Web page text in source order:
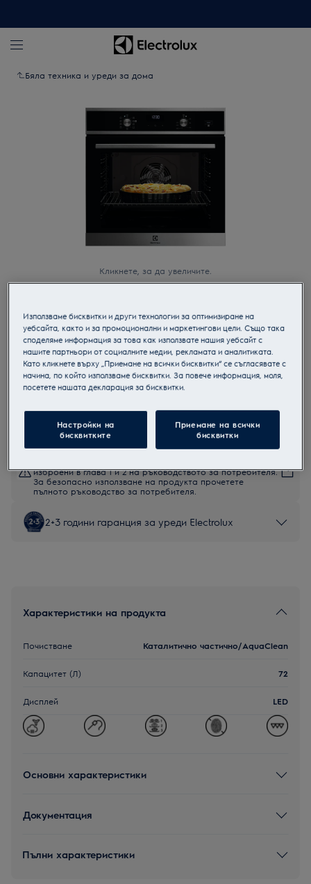
Бяла техника и уреди за дома
Кликнете, за да увеличите.
EOD5F71X
Парова фурна
Инструкциите за безопасност и предупрежденията за
изброени в глава 1 и 2 на ръководството за потребителя.
За безопасно използване на продукта прочетете
пълното ръководство за потребителя.
2+3 години гаранция за уреди Electrolux
Характеристики на продукта
Почистване Каталитично частично/AquaClean
Капацитет (Л) 72
Дисплей LED
Основни характеристики
Документация
Пълни характеристики
Използваме бисквитки и други технологии за оптимизиране на
уебсайта, както и за промоционални и маркетингови цели. Също така
споделяме информация за това как използвате нашия уебсайт с
нашите партньори от социалните медии, рекламата и аналитиката.
Като кликнете върху „Приемане на всички бисквитки“ се съгласявате с
начина, по който използваме бисквитки. За повече информация, моля,
посетете нашата декларация за бисквитки.
Настройки на
бисквитките
Приемане на всички
бисквитки